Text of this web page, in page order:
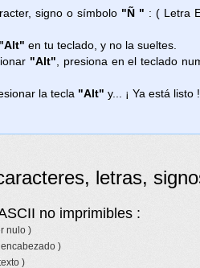
signo o símbolo "Ñ " : ( Letra
"Alt" en tu teclado, y no la sueltes.
"Alt" , presiona en el teclado
la tecla "Alt" y... ¡ Ya está listo
letras,
no imprimibles :
nulo )
)
)